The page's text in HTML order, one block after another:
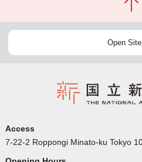
Open
Access
7-22-2 Roppongi Minato-ku Tokyo